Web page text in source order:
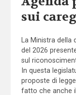
sui
La Ministra
del 2026
sul
In questa
proposte di
fatto che anche